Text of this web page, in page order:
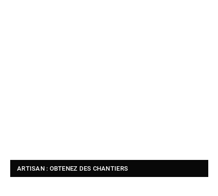
ARTISAN : OBTENEZ DES CHANTIERS